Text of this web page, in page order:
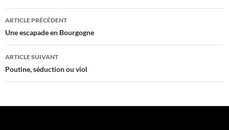
Navigation
des
articles
ARTICLE PRÉCÉDENT
Une escapade en Bourgogne
ARTICLE SUIVANT
Poutine, séduction ou viol